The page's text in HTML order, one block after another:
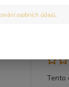
a
Tento
osobních údajů.